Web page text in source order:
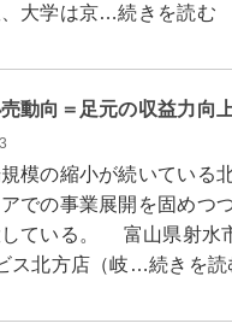
大学は京…続きを読む
動向＝足元の収益力
模の縮小が続いている
での事業展開を固めつ
ている。 富山県射水
ス北方店（岐…続きを読